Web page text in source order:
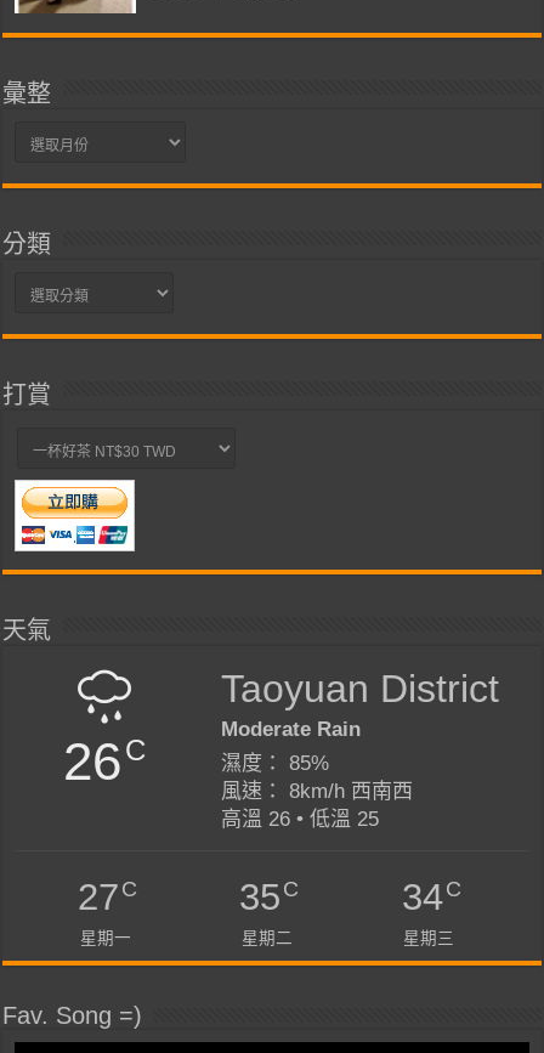
彙整
彙
分類
分
打賞
天氣
26C
Taoyuan District
Moderate Rain
濕度： 85%
風速： 8km/h 西南西
高溫 26 • 低溫 25
27C
星期一
35C
星期二
34C
星期三
Fav. Song =)